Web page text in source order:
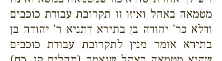
מטמאה באהל ואיזו זו תקרובת עבודת כוכבים
ודלא כר' יהודה בן בתירא דתניא ר' יהודה בן
בתירא אומר מנין לתקרובת עבודת כוכבים